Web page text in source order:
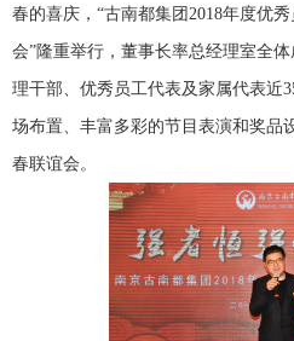
春的喜庆，“古南都集团2018年度优
会”隆重举行，董事长率总经理室全
理干部、优秀员工代表及家属代表近
场布置、丰富多彩的节目表演和奖品
春联谊会。